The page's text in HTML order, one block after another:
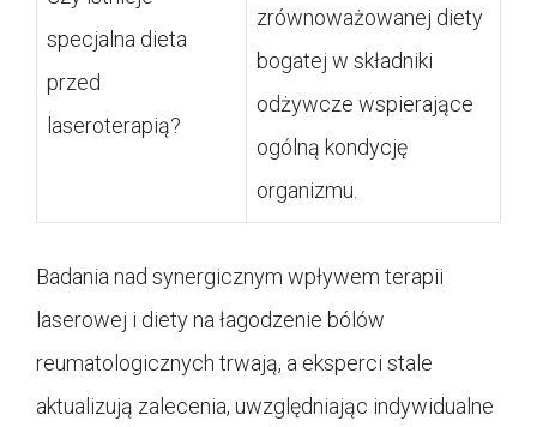
specjalna dieta
przed
laseroterapią?
zrównoważowanej diety
bogatej w składniki
odżywcze wspierające
ogólną kondycję
organizmu.
Badania nad synergicznym wpływem terapii
laserowej i diety na łagodzenie bólów
reumatologicznych trwają, a eksperci stale
aktualizują zalecenia, uwzględniając indywidualne